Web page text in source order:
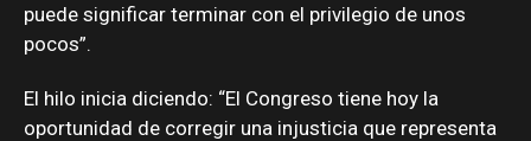
puede significar terminar con el privilegio de unos
pocos”.
El hilo inicia diciendo: “El Congreso tiene hoy la
oportunidad de corregir una injusticia que representa